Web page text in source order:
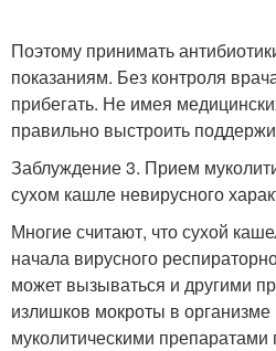
Поэтому принимать
показаниям. Без контроля
прибегать. Не имея
правильно выстроить
Заблуждение 3. Прием
сухом кашле невирусного
Многие считают, что сухой
начала вирусного
может вызываться и другими
излишков мокроты в организме
муколитическими препаратами